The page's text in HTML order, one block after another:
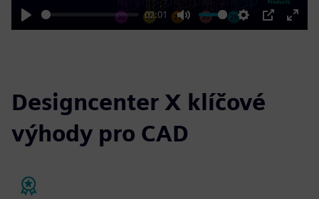
Play
02:01
Mute Settings
PIP
Enter
Designcenter X klíčové
výhody pro CAD